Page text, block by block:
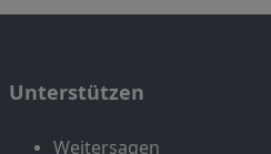
Unterstützen
Weitersagen